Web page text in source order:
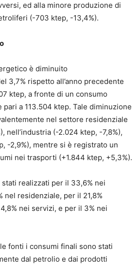
ed alla minore produzione di
(-703 ktep, -13,4%).
è diminuito
3,7% rispetto all’anno precedente
ktep, a fronte di un consumo
pari a 113.504 ktep. Tale diminuzione
nel settore residenziale
nell’industria (-2.024 ktep, -7,8%),
-2,9%), mentre si è registrato un
nei trasporti (+1.844 ktep, +5,3%).
realizzati per il 33,6% nei
nel residenziale, per il 21,8%
nei servizi, e per il 3% nei
fonti i consumi finali sono stati
dal petrolio e dai prodotti